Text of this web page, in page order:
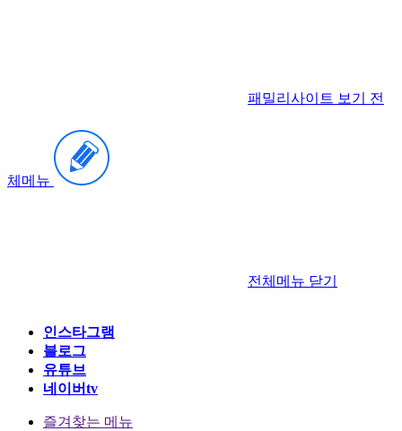
패밀리사이트 보기 전
체메뉴
전체메뉴 닫기
인스타그램
블로그
유튜브
네이버tv
즐겨찾는 메뉴